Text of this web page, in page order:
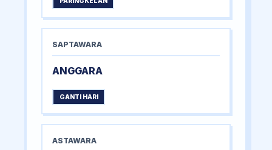
SAPTAWARA
ANGGARA
GANTI HARI
ASTAWARA